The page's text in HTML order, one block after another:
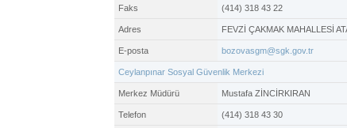
Faks (414) 318 43 22
Adres FEVZİ ÇAKMAK MAHALLESİ
E-posta bozovasgm@sgk.gov.tr
Ceylanpınar Sosyal Güvenlik Merkezi
Merkez Müdürü Mustafa ZİNCİRKIRAN
Telefon (414) 318 43 30